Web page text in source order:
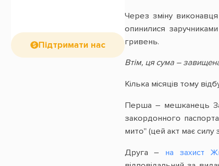
Підтримати нас
Через зміну
опинилися
гривень.
Втім, ця сума –
Кілька місяців тому
Перша – мешканець
закордонного
мито" (цей акт має силу
Друга – на захист